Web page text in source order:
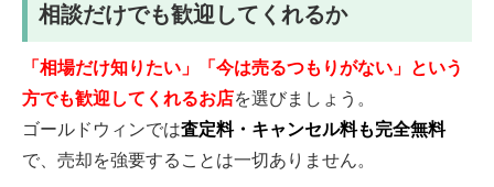
相談だけでも歓迎してくれるか
「相場だけ知りたい」「今は売るつもりがない」という
方でも歓迎してくれるお店を選びましょう。
ゴールドウィンでは査定料・キャンセル料も完全無料
で、売却を強要することは一切ありません。